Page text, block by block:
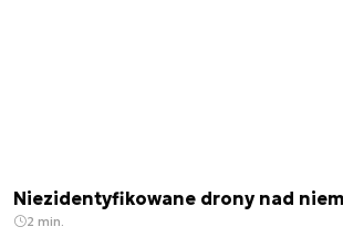
Niezidentyfikowane drony nad
2 min.